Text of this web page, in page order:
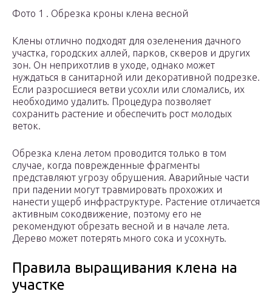
Фото 1 . Обрезка кроны клена весной
Клены отлично подходят для озеленения дачного
участка, городских аллей, парков, скверов и других
зон. Он неприхотлив в уходе, однако может
нуждаться в санитарной или декоративной подрезке.
Если разросшиеся ветви усохли или сломались, их
необходимо удалить. Процедура позволяет
сохранить растение и обеспечить рост молодых
веток.
Обрезка клена летом проводится только в том
случае, когда поврежденные фрагменты
представляют угрозу обрушения. Аварийные части
при падении могут травмировать прохожих и
нанести ущерб инфраструктуре. Растение отличается
активным сокодвижение, поэтому его не
рекомендуют обрезать весной и в начале лета.
Дерево может потерять много сока и усохнуть.
Правила выращивания клена на
участке